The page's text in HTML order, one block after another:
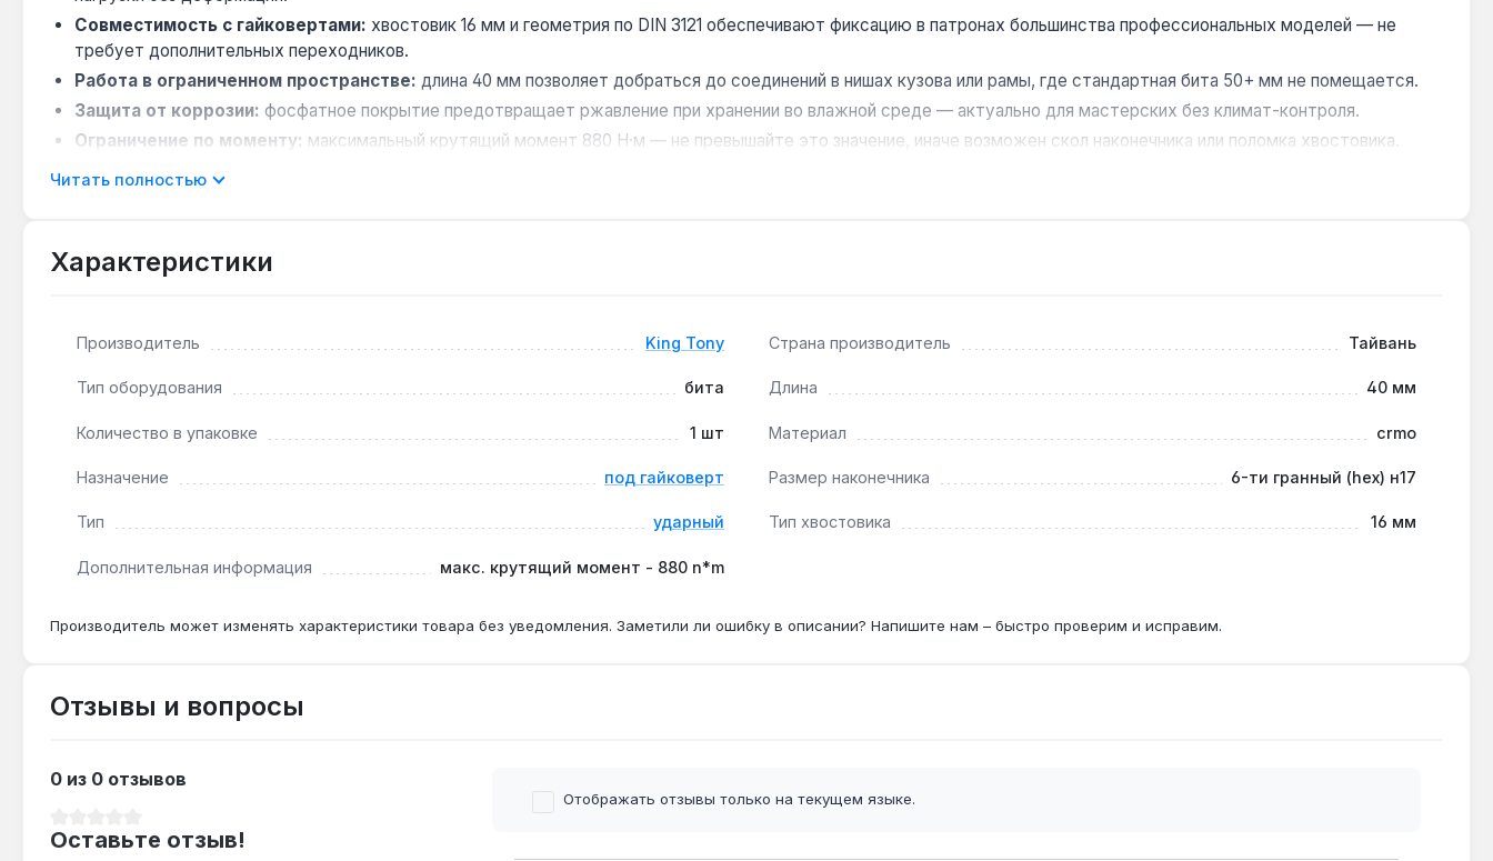
Совместимость с гайковертами: хвостовик 16 мм и геометрия по DIN 3121 обеспечивают фиксацию в патронах большинства профессиональных моделей — не
требует дополнительных переходников.
Работа в ограниченном пространстве: длина 40 мм позволяет добраться до соединений в нишах кузова или рамы, где стандартная бита 50+ мм не помещается.
Защита от коррозии: фосфатное покрытие предотвращает ржавление при хранении во влажной среде — актуально для мастерских без климат-контроля.
Ограничение по моменту: максимальный крутящий момент 880 Н·м — не превышайте это значение, иначе возможен скол наконечника или поломка хвостовика.
Да — материал CrMo и крутящий момент до 880 Н·м позволяют работать с корродированными соединениями М16–М20, но при условии использования гайковерта с
ударным механизмом.
Чем отличается от бит из стали S2?
Читать полностью
Характеристики
Производитель King Tony Страна производитель Тайвань
Тип оборудования бита Длина 40 мм
Количество в упаковке 1 шт Материал crmo
Назначение под гайковерт Размер наконечника 6-ти гранный (hex) н17
Тип ударный Тип хвостовика 16 мм
Дополнительная информация макс. крутящий момент - 880 n*m
Производитель может изменять характеристики товара без уведомления. Заметили ли ошибку в описании? Напишите нам – быстро проверим и исправим.
Отзывы и вопросы
0 из 0 отзывов
Оставьте отзыв!
Отображать отзывы только на текущем языке.